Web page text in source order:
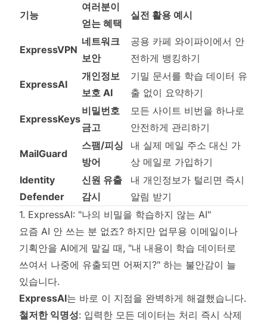
기능
여러분이
얻는 혜택
실전 활용 예시
ExpressVPN
네트워크
보안
공용 카페 와이파이에서 안
전하게 뱅킹하기
ExpressAI
개인정보
보호 AI
기밀 문서를 학습 데이터 유
출 없이 요약하기
ExpressKeys
비밀번호
금고
모든 사이트 비번을 하나로
안전하게 관리하기
MailGuard
스팸/피싱
방어
내 실제 메일 주소 대신 가
상 메일로 가입하기
Identity
Defender
신원 유출
감시
내 개인정보가 털리면 즉시
알림 받기
1. ExpressAI: "나의 비밀을 학습하지 않는 AI"
요즘 AI 안 쓰는 분 없죠? 하지만 업무용 이메일이나
기획안을 AI에게 맡길 때, "내 내용이 학습 데이터로
쓰여서 나중에 유출되면 어쩌지?" 하는 불안감이 늘
있습니다.
ExpressAI는 바로 이 지점을 완벽하게 해결했습니다.
철저한 익명성: 입력한 모든 데이터는 처리 즉시 삭제